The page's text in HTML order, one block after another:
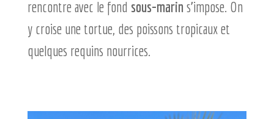
rencontre avec le fond sous-marin s’impose. On
y croise une tortue, des poissons tropicaux et
quelques requins nourrices.